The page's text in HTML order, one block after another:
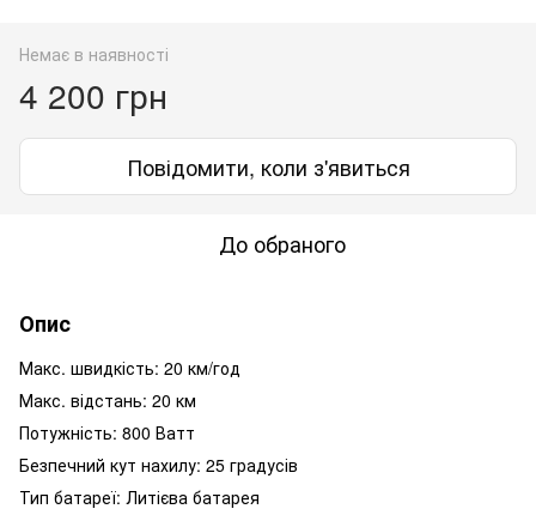
Немає в наявності
4 200 грн
Повідомити, коли з'явиться
До обраного
Опис
Макс. швидкість: 20 ​​км/год
Макс. відстань: 20 ​​км
Потужність: 800 Ватт
Безпечний кут нахилу: 25 градусів
Тип батареї: Литієва батарея